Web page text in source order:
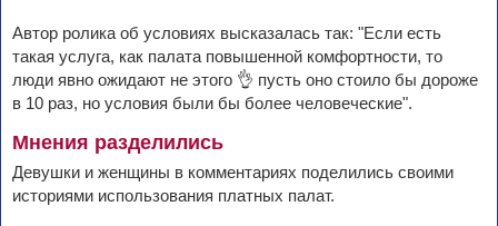
Автор ролика об условиях высказалась так: "Если есть
такая услуга, как палата повышенной комфортности, то
люди явно ожидают не этого 👌 пусть оно стоило бы дороже
в 10 раз, но условия были бы более человеческие".
Мнения разделились
Девушки и женщины в комментариях поделились своими
историями использования платных палат.